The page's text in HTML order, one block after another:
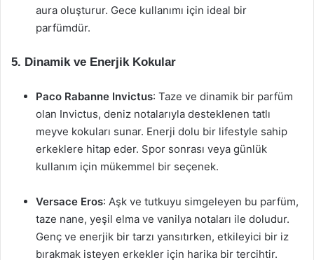
aura oluşturur. Gece kullanımı için ideal bir
parfümdür.
5. Dinamik ve Enerjik Kokular
Paco Rabanne Invictus: Taze ve dinamik bir parfüm
olan Invictus, deniz notalarıyla desteklenen tatlı
meyve kokuları sunar. Enerji dolu bir lifestyle sahip
erkeklere hitap eder. Spor sonrası veya günlük
kullanım için mükemmel bir seçenek.
Versace Eros: Aşk ve tutkuyu simgeleyen bu parfüm,
taze nane, yeşil elma ve vanilya notaları ile doludur.
Genç ve enerjik bir tarzı yansıtırken, etkileyici bir iz
bırakmak isteyen erkekler için harika bir tercihtir.